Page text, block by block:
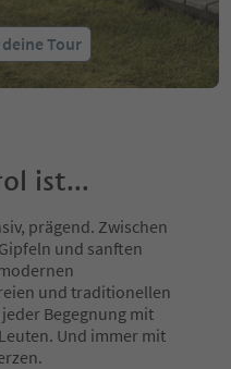
Tour
ist...
prägend. Zwischen
und sanften
und traditionellen
Begegnung mit
Und immer mit